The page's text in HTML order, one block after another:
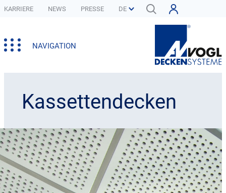
KARRIERE NEWS PRESSE
NAVIGATION
Kassettendecken